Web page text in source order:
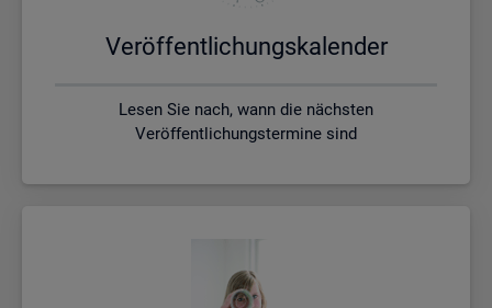
Ver­öf­fent­li­chungs­ka­len­der
Lesen Sie nach, wann die nächsten
Veröffentlichungstermine sind